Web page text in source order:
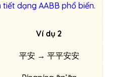
dạng AABB phổ biến.
Ví dụ 2
平安 → 平平安安